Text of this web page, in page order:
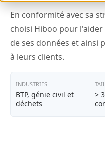
En conformité avec sa
choisi Hiboo pour
de ses données et ainsi
à leurs clients.
INDUSTRIES
BTP, génie civil et
déchets
>